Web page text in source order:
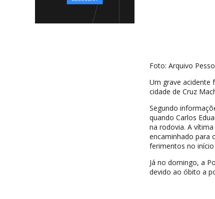
Foto: Arquivo
Um grave acidente
cidade de Cruz
Segundo
quando Carlos
na rodovia. A
encaminhado para
ferimentos no
Já no domingo, a
devido ao óbito a